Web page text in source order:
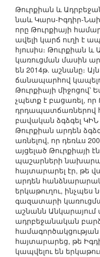
Թուրքիան և
նաև Կարս-Իգդիր-
որը Թուրքիայի
ավելի կարճ ուղի է
հյուսիս։ Թուրքիան
կառուցման մասին
են 2014թ. աշնանը։
ճանապարհով
Թուրքիայի միջոցով՝
չպետք է բացառել, որ
դրդապատճառներով
բավական ձգձգել ԿԻՆ
Թուրքիան արդեն
առնելով, որ դեռևս
այցելած Թուրքիայի
պաշարների
հայտարարել էր, թե
արդեն
երկաթուղու,
գազատարի
աշնանն
ադրբեջանական
հայտարարեց, թե
կապվելու են